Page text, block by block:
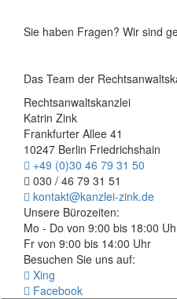
Sie haben Fragen? Wir sind
Das Team der
Rechtsanwaltskanzlei
Katrin Zink
Frankfurter Allee 41
10247 Berlin Friedrichshain
+49 (0)30 46 79 31 50
030 / 46 79 31 51
kontakt@kanzlei-zink.de
Unsere Bürozeiten:
Mo - Do von 9:00 bis 18:00
Fr von 9:00 bis 14:00 Uhr
Besuchen Sie uns auf:
Xing
Facebook